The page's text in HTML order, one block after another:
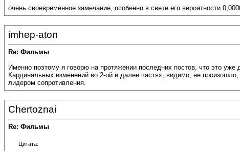
очень своевременное замечание, особенно в свете его вероятности
imhep-aton
Re: Фильмы
Именно поэтому я говорю на протяжении последних постов, что это
Кардинальных изменений во 2-ой и далее частях, видимо, не
лидером сопротивления.
Chertoznai
Re: Фильмы
Цитата: